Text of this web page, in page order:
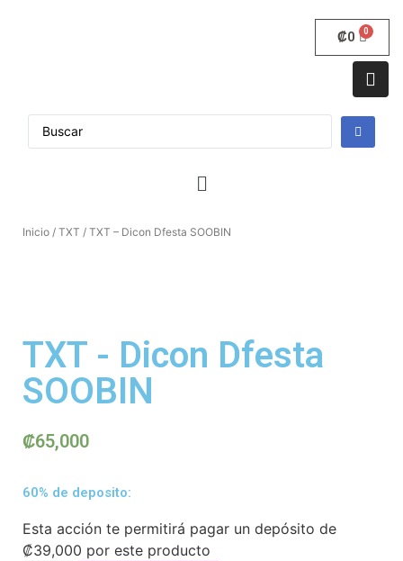
₡0
Inicio / TXT / TXT – Dicon Dfesta SOOBIN
TXT - Dicon Dfesta
SOOBIN
₡65,000
60% de deposito:
Esta acción te permitirá pagar un depósito de
₡39,000 por este producto